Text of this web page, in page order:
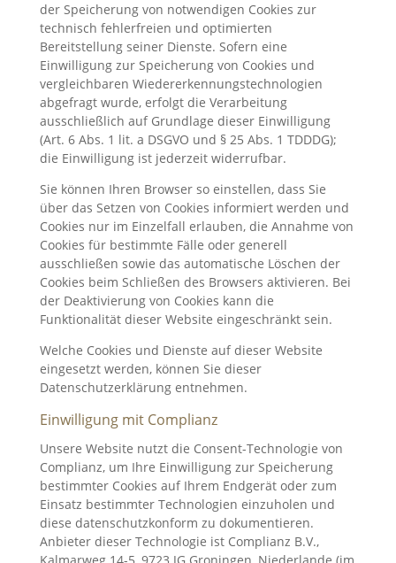
der Speicherung von notwendigen Cookies zur
technisch fehlerfreien und optimierten
Bereitstellung seiner Dienste. Sofern eine
Einwilligung zur Speicherung von Cookies und
vergleichbaren Wiedererkennungstechnologien
abgefragt wurde, erfolgt die Verarbeitung
ausschließlich auf Grundlage dieser Einwilligung
(Art. 6 Abs. 1 lit. a DSGVO und § 25 Abs. 1 TDDDG);
die Einwilligung ist jederzeit widerrufbar.
Sie können Ihren Browser so einstellen, dass Sie
über das Setzen von Cookies informiert werden und
Cookies nur im Einzelfall erlauben, die Annahme von
Cookies für bestimmte Fälle oder generell
ausschließen sowie das automatische Löschen der
Cookies beim Schließen des Browsers aktivieren. Bei
der Deaktivierung von Cookies kann die
Funktionalität dieser Website eingeschränkt sein.
Welche Cookies und Dienste auf dieser Website
eingesetzt werden, können Sie dieser
Datenschutzerklärung entnehmen.
Einwilligung mit Complianz
Unsere Website nutzt die Consent-Technologie von
Complianz, um Ihre Einwilligung zur Speicherung
bestimmter Cookies auf Ihrem Endgerät oder zum
Einsatz bestimmter Technologien einzuholen und
diese datenschutzkonform zu dokumentieren.
Anbieter dieser Technologie ist Complianz B.V.,